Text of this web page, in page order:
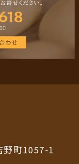
野町1057-1